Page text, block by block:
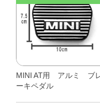
MINI AT用 アルミ ブ
ーキペダル